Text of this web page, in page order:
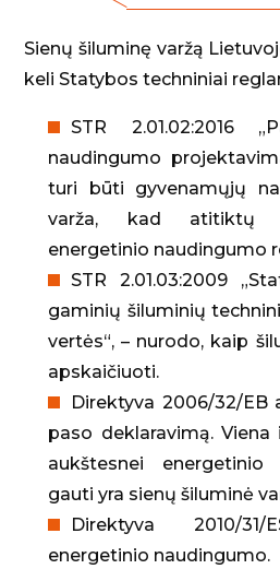
Sienų šiluminę varžą
keli Statybos techniniai
STR 2.01.02:2016
naudingumo
turi būti gyvenamųjų
varža, kad atitiktų
energetinio naudingumo
STR 2.01.03:2009
gaminių šiluminių
vertės“, – nurodo, kaip
apskaičiuoti.
Direktyva 2006/32/EB
paso deklaravimą.
aukštesnei energetinio
gauti yra sienų šiluminė
Direktyva 2010/
energetinio naudingumo.